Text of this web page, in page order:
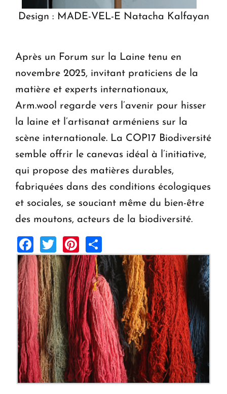
Design : MADE-VEL-E Natacha Kalfayan
Après un Forum sur la Laine tenu en
novembre 2025, invitant praticiens de la
matière et experts internationaux,
Arm.wool regarde vers l’avenir pour hisser
la laine et l’artisanat arméniens sur la
scène internationale. La COP17 Biodiversité
semble offrir le canevas idéal à l’initiative,
qui propose des matières durables,
fabriquées dans des conditions écologiques
et sociales, se souciant même du bien-être
des moutons, acteurs de la biodiversité.
Facebook
TwitterPinterest